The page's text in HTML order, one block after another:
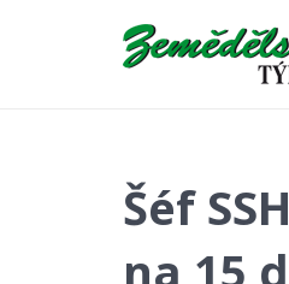
Šéf
na 15